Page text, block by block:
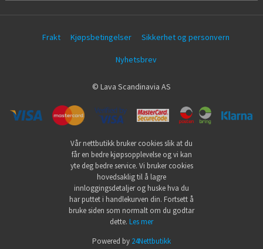
Frakt Kjøpsbetingelser Sikkerhet og personvern
Nyhetsbrev
© Lava Scandinavia AS
Vår nettbutikk bruker cookies slik at du
får en bedre kjøpsopplevelse og vi kan
yte deg bedre service. Vi bruker cookies
hovedsaklig til å lagre
innloggingsdetaljer og huske hva du
har puttet i handlekurven din. Fortsett å
bruke siden som normalt om du godtar
dette. Les mer
Powered by 24Nettbutikk